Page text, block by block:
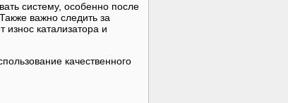
систему, особенно после
важно следить за
износ катализатора и
качественного